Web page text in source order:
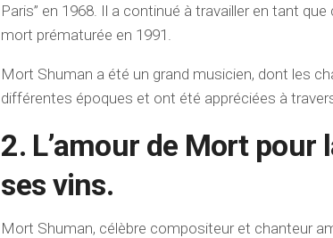
Paris” en 1968. Il a continué à travailler en tant
mort prématurée en 1991.
Mort Shuman a été un grand musicien, dont les
différentes époques et ont été appréciées à
2. L’amour de Mort pour
ses vins.
Mort Shuman, célèbre compositeur et chanteur